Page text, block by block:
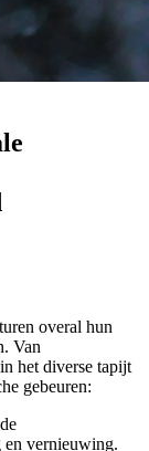
overal hun
Van
het diverse tapijt
gebeuren:
vernieuwing.